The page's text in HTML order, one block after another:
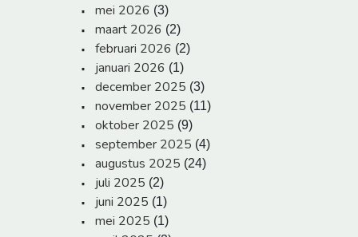
mei 2026 (3)
maart 2026 (2)
februari 2026 (2)
januari 2026 (1)
december 2025 (3)
november 2025 (11)
oktober 2025 (9)
september 2025 (4)
augustus 2025 (24)
juli 2025 (2)
juni 2025 (1)
mei 2025 (1)